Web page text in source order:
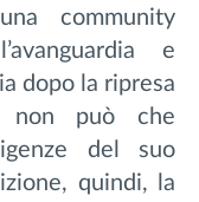
community
e
dopo la ripresa
non può che
del suo
quindi, la